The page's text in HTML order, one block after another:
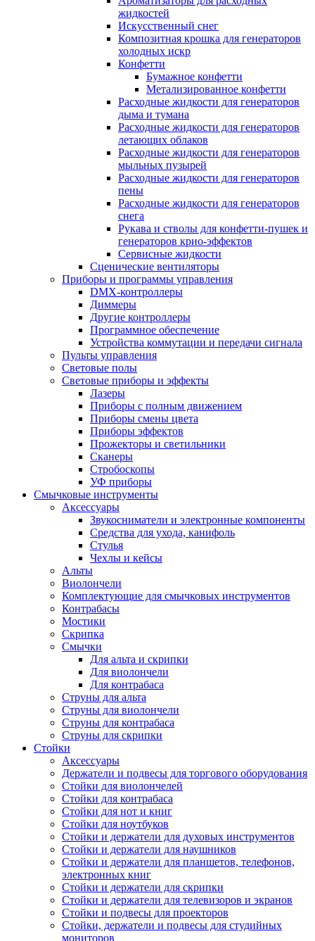
жидкостей
Искусственный снег
Композитная крошка для генераторов
холодных искр
Конфетти
Бумажное конфетти
Метализированное конфетти
Расходные жидкости для генераторов
дыма и тумана
Расходные жидкости для генераторов
летающих облаков
Расходные жидкости для генераторов
мыльных пузырей
Расходные жидкости для генераторов
пены
Расходные жидкости для генераторов
снега
Рукава и стволы для конфетти-пушек и
генераторов крио-эффектов
Сервисные жидкости
Сценические вентиляторы
Приборы и программы управления
DMX-контроллеры
Диммеры
Другие контроллеры
Программное обеспечение
Устройства коммутации и передачи сигнала
Пульты управления
Световые полы
Световые приборы и эффекты
Лазеры
Приборы с полным движением
Приборы смены цвета
Приборы эффектов
Прожекторы и светильники
Сканеры
Стробоскопы
УФ приборы
Смычковые инструменты
Аксессуары
Звукосниматели и электронные компоненты
Средства для ухода, канифоль
Стулья
Чехлы и кейсы
Альты
Виолончели
Комплектующие для смычковых инструментов
Контрабасы
Мостики
Скрипка
Смычки
Для альта и скрипки
Для виолончели
Для контрабаса
Струны для альта
Струны для виолончели
Струны для контрабаса
Струны для скрипки
Стойки
Аксессуары
Держатели и подвесы для торгового оборудования
Стойки для виолончелей
Стойки для контрабаса
Стойки для нот и книг
Стойки для ноутбуков
Стойки и держатели для духовых инструментов
Стойки и держатели для наушников
Стойки и держатели для планшетов, телефонов,
электронных книг
Стойки и держатели для скрипки
Стойки и держатели для телевизоров и экранов
Стойки и подвесы для проекторов
Стойки, держатели и подвесы для студийных
мониторов